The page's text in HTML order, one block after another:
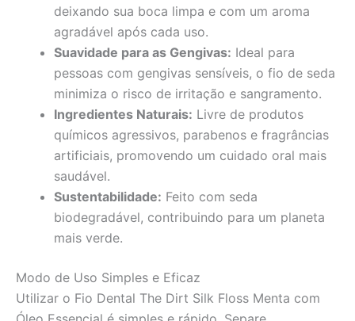
deixando sua boca limpa e com um aroma
agradável após cada uso.
Suavidade para as Gengivas: Ideal para
pessoas com gengivas sensíveis, o fio de seda
minimiza o risco de irritação e sangramento.
Ingredientes Naturais: Livre de produtos
químicos agressivos, parabenos e fragrâncias
artificiais, promovendo um cuidado oral mais
saudável.
Sustentabilidade: Feito com seda
biodegradável, contribuindo para um planeta
mais verde.
Modo de Uso Simples e Eficaz
Utilizar o Fio Dental The Dirt Silk Floss Menta com